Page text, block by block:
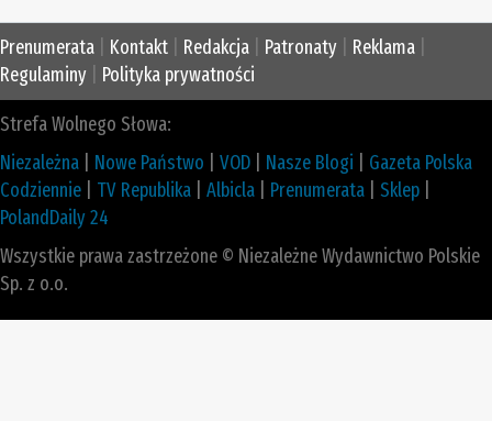
Prenumerata Kontakt Redakcja Patronaty Reklama
Regulaminy
Polityka prywatności
Strefa Wolnego Słowa:
Niezależna
Nowe Państwo VOD Nasze Blogi
Gazeta Polska
Codziennie
TV Republika Albicla Prenumerata Sklep
PolandDaily 24
Wszystkie prawa zastrzeżone © Niezależne Wydawnictwo Polskie
Sp. z o.o.